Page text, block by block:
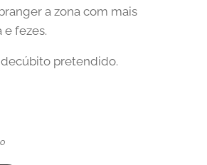
a zona com mais
e fezes.
pretendido.